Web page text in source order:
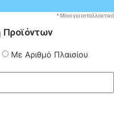
* Μόνο για ανταλλακτικά
Προϊόντων
Με Αριθμό Πλαισίου